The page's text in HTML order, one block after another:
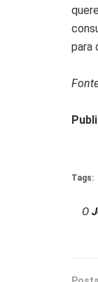
para
Tags:
O